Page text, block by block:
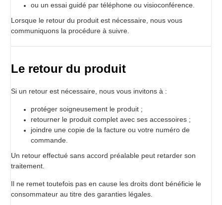
ou un essai guidé par téléphone ou visioconférence.
Lorsque le retour du produit est nécessaire, nous vous
communiquons la procédure à suivre.
Le retour du produit
Si un retour est nécessaire, nous vous invitons à :
protéger soigneusement le produit ;
retourner le produit complet avec ses accessoires ;
joindre une copie de la facture ou votre numéro de
commande.
Un retour effectué sans accord préalable peut retarder son
traitement.
Il ne remet toutefois pas en cause les droits dont bénéficie le
consommateur au titre des garanties légales.